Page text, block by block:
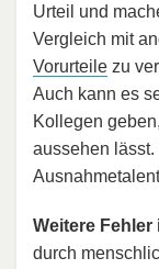
Urteil und
Vergleich mit
Vorurteile zu
Auch kann es
Kollegen
aussehen
Weitere
durch